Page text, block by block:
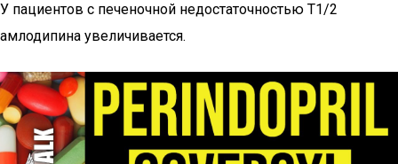
У пациентов с печеночной недостаточностью T1/2
амлодипина увеличивается.